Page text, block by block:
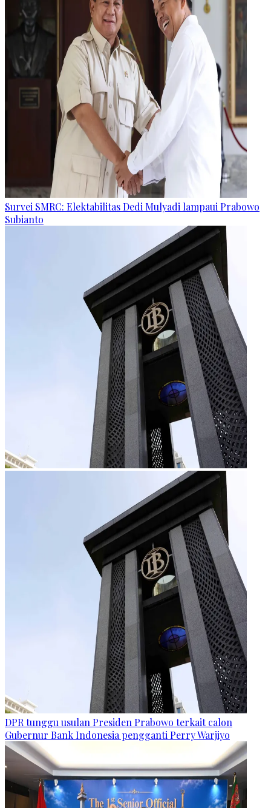
Survei SMRC: Elektabilitas Dedi Mulyadi lampaui Prabowo
Subianto
DPR tunggu usulan Presiden Prabowo terkait calon
Gubernur Bank Indonesia pengganti Perry Warjiyo